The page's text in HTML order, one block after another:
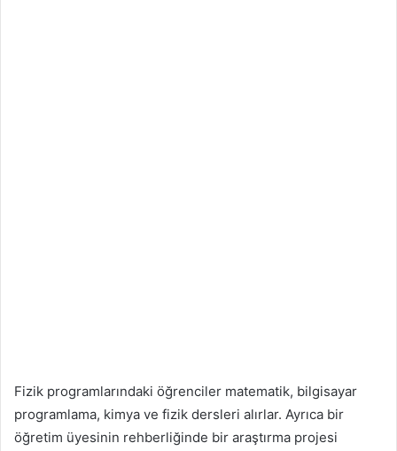
Fizik programlarındaki öğrenciler matematik, bilgisayar
programlama, kimya ve fizik dersleri alırlar. Ayrıca bir
öğretim üyesinin rehberliğinde bir araştırma projesi